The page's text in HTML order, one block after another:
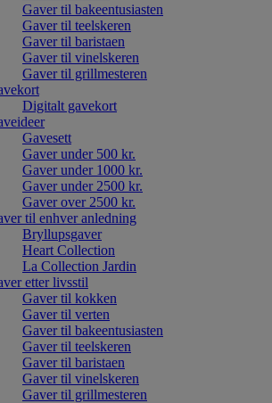
Gaver til bakeentusiasten
Gaver til teelskeren
Gaver til baristaen
Gaver til vinelskeren
Gaver til grillmesteren
Digitalt gavekort
Gavesett
Gaver under 500 kr.
Gaver under 1000 kr.
Gaver under 2500 kr.
Gaver over 2500 kr.
til enhver anledning
Bryllupsgaver
Heart Collection
La Collection Jardin
etter livsstil
Gaver til kokken
Gaver til verten
Gaver til bakeentusiasten
Gaver til teelskeren
Gaver til baristaen
Gaver til vinelskeren
Gaver til grillmesteren